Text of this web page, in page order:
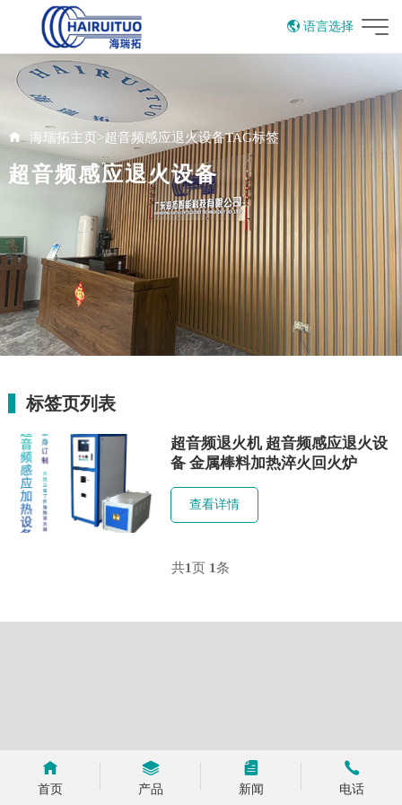
语言选择
海瑞拓主页>超音频感应退火设备TAG标签
超音频感应退火设备
标签页列表
超音频退火机 超音频感应退火设
备 金属棒料加热淬火回火炉
查看详情
共1页 1条
首页 产品 新闻 电话